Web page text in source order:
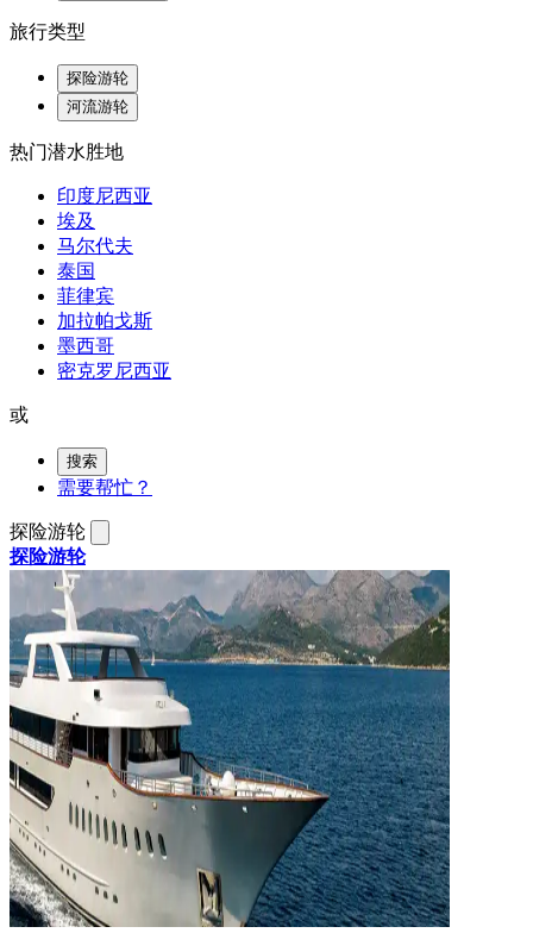
旅行类型
探险游轮
河流游轮
热门潜水胜地
印度尼西亚
埃及
马尔代夫
泰国
菲律宾
加拉帕戈斯
墨西哥
密克罗尼西亚
或
搜索
需要帮忙？
探险游轮
探险游轮